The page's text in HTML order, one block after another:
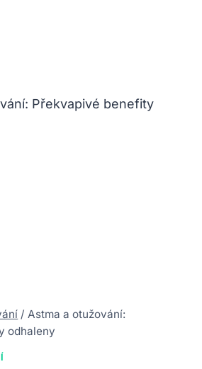
/ Astma a otužování:
odhaleny